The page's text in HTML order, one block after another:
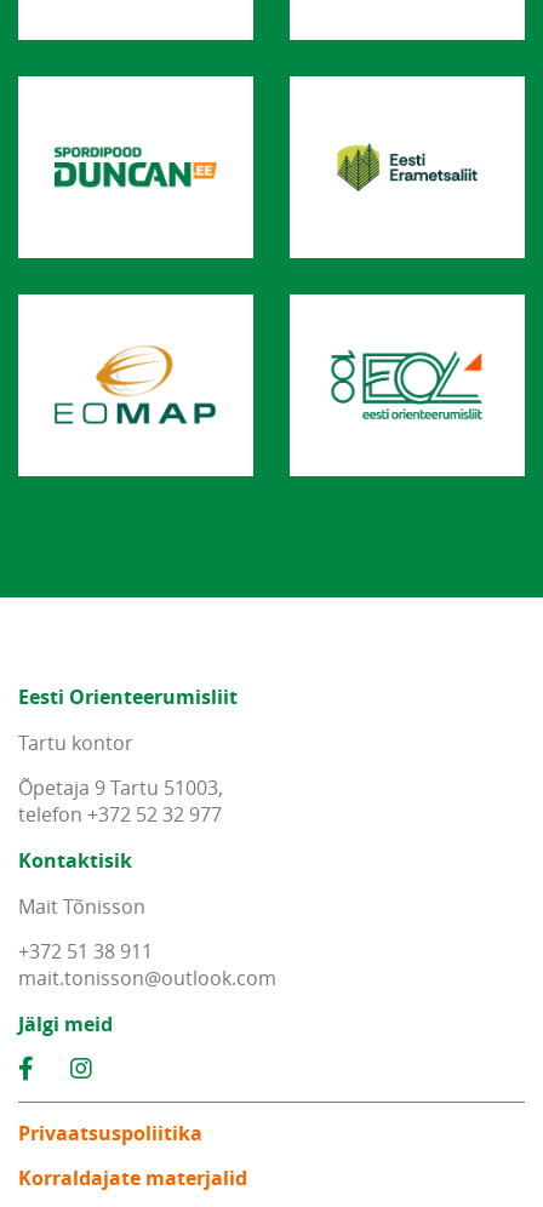
Eesti Orienteerumisliit
Tartu kontor
Õpetaja 9 Tartu 51003,
telefon +372 52 32 977
Kontaktisik
Mait Tõnisson
+372 51 38 911
mait.tonisson@outlook.com
Jälgi meid
Privaatsuspoliitika
Korraldajate materjalid